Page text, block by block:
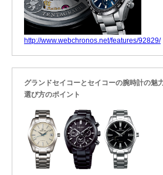
http://www.webchronos.net/features/92829/
グランドセイコーとセイコーの腕時計の魅
選び方のポイント